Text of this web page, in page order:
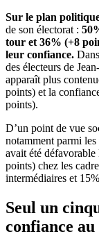
Sur le plan
de son électorat :
tour et 36% (+8
leur confiance.
des électeurs de
apparaît plus
points) et la
points).
D’un point de vue
notamment parmi
avait été
points) chez les
intermédiaires et
Seul un
confiance